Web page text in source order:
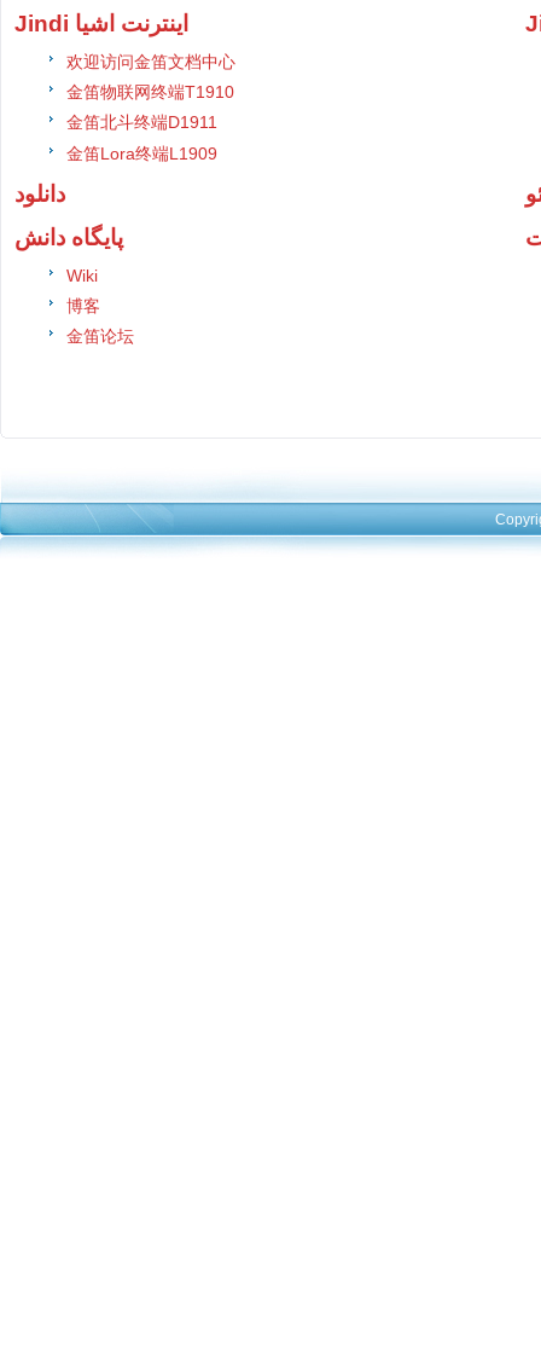
Jindi اینترنت اشیا
欢迎访问金笛文档中心
金笛物联网终端T1910
金笛北斗终端D1911
金笛Lora终端L1909
دانلود
پایگاه دانش
Wiki
博客
金笛论坛